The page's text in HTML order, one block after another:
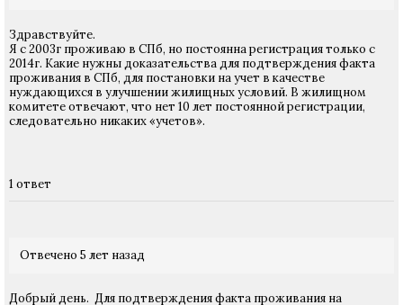
Здравствуйте.
Я с 2003г проживаю в СПб, но постоянна регистрация только с
2014г. Какие нужны доказательства для подтверждения факта
проживания в СПб, для постановки на учет в качестве
нуждающихся в улучшении жилищных условий. В жилищном
комитете отвечают, что нет 10 лет постоянной регистрации,
следовательно никаких «учетов».
1 ответ
Отвечено 5 лет назад
Добрый день. Для подтверждения факта проживания на